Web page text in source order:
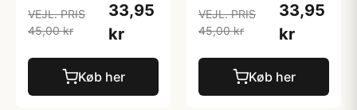
VEJL. PRIS
45,00 kr
33,95
kr
Køb her
VEJL. PRIS
45,00 kr
33,95
kr
Køb her